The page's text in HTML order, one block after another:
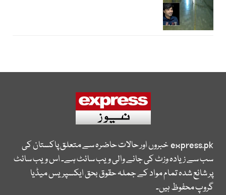
express.pkخبروں اور حالات حاضرہ سے متعلق پاکستان کی
سب سے زیادہ وزٹ کی جانے والی ویب سائٹ ہے۔ اس ویب سائٹ
پر شائع شدہ تمام مواد کے جملہ حقوق بحق ایکسپریس میڈیا
گروپ محفوظ ہیں۔